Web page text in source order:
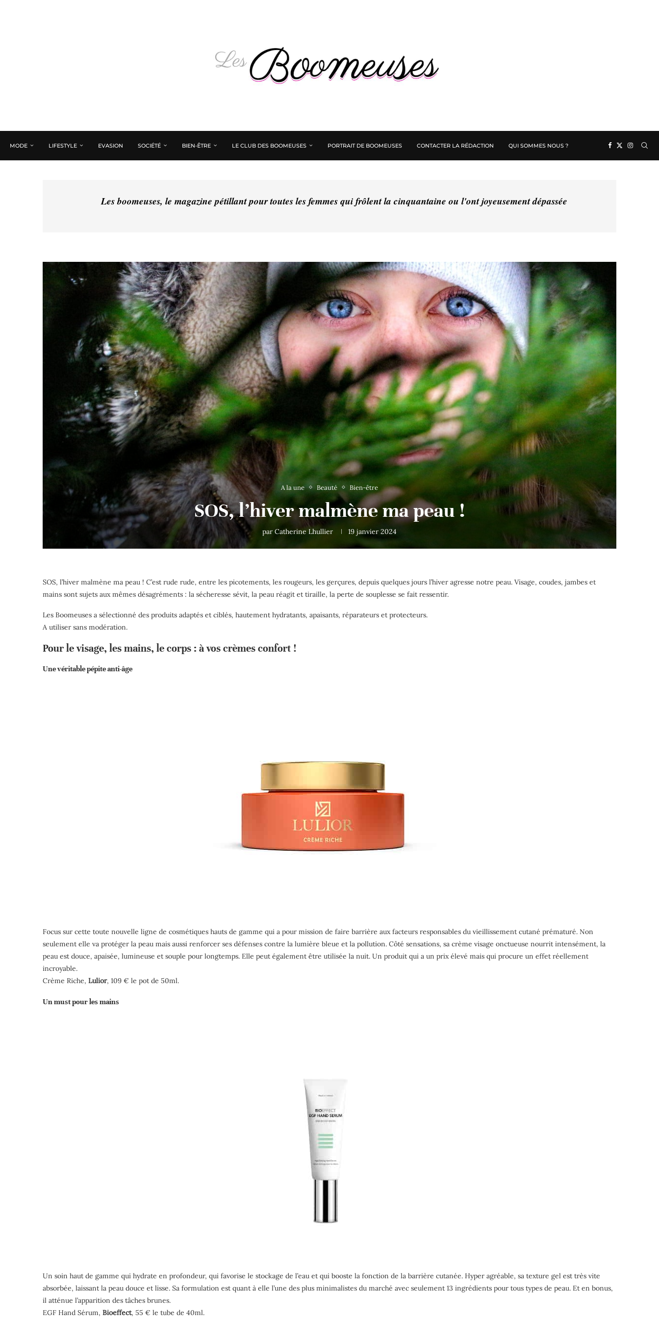
MODE LIFESTYLE EVASION SOCIÉTÉ BIEN-ÊTRE LE CLUB DES BOOMEUSES PORTRAIT DE BOOMEUSES CONTACTER LA RÉDACTION QUI SOMMES NOUS ?
Les boomeuses, le magazine pétillant pour toutes les femmes qui frôlent la cinquantaine ou l'ont joyeusement dépassée
A la une Beauté Bien-être
SOS, l’hiver malmène ma peau !
par Catherine Lhullier 19 janvier 2024
SOS, l’hiver malmène ma peau ! C’est rude rude, entre les picotements, les rougeurs, les gerçures, depuis quelques jours l’hiver agresse notre peau. Visage, coudes, jambes et
mains sont sujets aux mêmes désagréments : la sécheresse sévit, la peau réagit et tiraille, la perte de souplesse se fait ressentir.
Les Boomeuses a sélectionné des produits adaptés et ciblés, hautement hydratants, apaisants, réparateurs et protecteurs.
A utiliser sans modération.
Pour le visage, les mains, le corps : à vos crèmes confort !
Une véritable pépite anti-âge
Focus sur cette toute nouvelle ligne de cosmétiques hauts de gamme qui a pour mission de faire barrière aux facteurs responsables du vieillissement cutané prématuré. Non
seulement elle va protéger la peau mais aussi renforcer ses défenses contre la lumière bleue et la pollution. Côté sensations, sa crème visage onctueuse nourrit intensément, la
peau est douce, apaisée, lumineuse et souple pour longtemps. Elle peut également être utilisée la nuit. Un produit qui a un prix élevé mais qui procure un effet réellement
incroyable.
Crème Riche, Lulior, 109 € le pot de 50ml.
Un must pour les mains
Un soin haut de gamme qui hydrate en profondeur, qui favorise le stockage de l’eau et qui booste la fonction de la barrière cutanée. Hyper agréable, sa texture gel est très vite
absorbée, laissant la peau douce et lisse. Sa formulation est quant à elle l’une des plus minimalistes du marché avec seulement 13 ingrédients pour tous types de peau. Et en bonus,
il atténue l’apparition des tâches brunes.
EGF Hand Sérum, Bioeffect, 55 € le tube de 40ml.